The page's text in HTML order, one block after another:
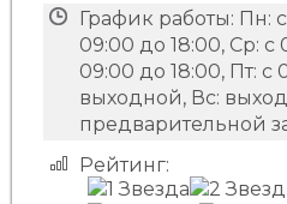
График работы: Пн:
09:00 до 18:00, Ср: с
09:00 до 18:00, Пт: с
выходной, Вс:
предварительной
Рейтинг: